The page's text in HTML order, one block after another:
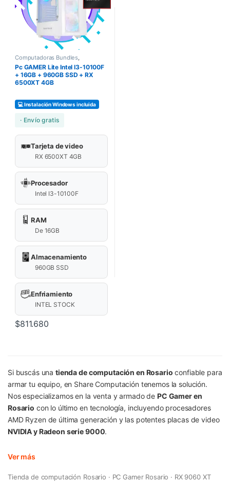
Computadoras Bundles
COMPUTADORAS
COMPUTADORAS GAMERS
Pc GAMER Lite Intel I3-10100F
+ 16GB + 960GB SSD + RX
6500XT 4GB
💻 Instalación Windows incluida
· Envío gratis
Tarjeta de video
RX 6500XT 4GB
Procesador
Intel I3-10100F
RAM
De 16GB
Almacenamiento
960GB SSD
Enfriamiento
INTEL STOCK
$811.680
Si buscás unatienda de computación en Rosario confiable para
armar tu equipo, en Share Computación tenemos la solución.
Nos especializamos en la venta y armado de PC Gamer en
Rosario con lo último en tecnología, incluyendo procesadores
AMD Ryzen de última generación y las potentes placas de video
NVIDIA y Radeon serie 9000.
Ver más
Tienda de computación Rosario · PC Gamer Rosario · RX 9060 XT